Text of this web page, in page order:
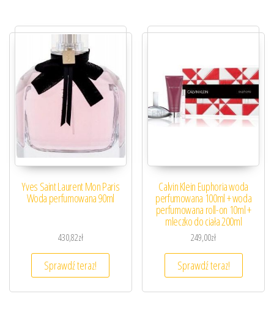
Yves Saint Laurent Mon Paris
Woda perfumowana 90ml
430,82zł
Sprawdź teraz!
Calvin Klein Euphoria woda
perfumowana 100ml + woda
perfumowana roll-on 10ml +
mleczko do ciała 200ml
249,00zł
Sprawdź teraz!